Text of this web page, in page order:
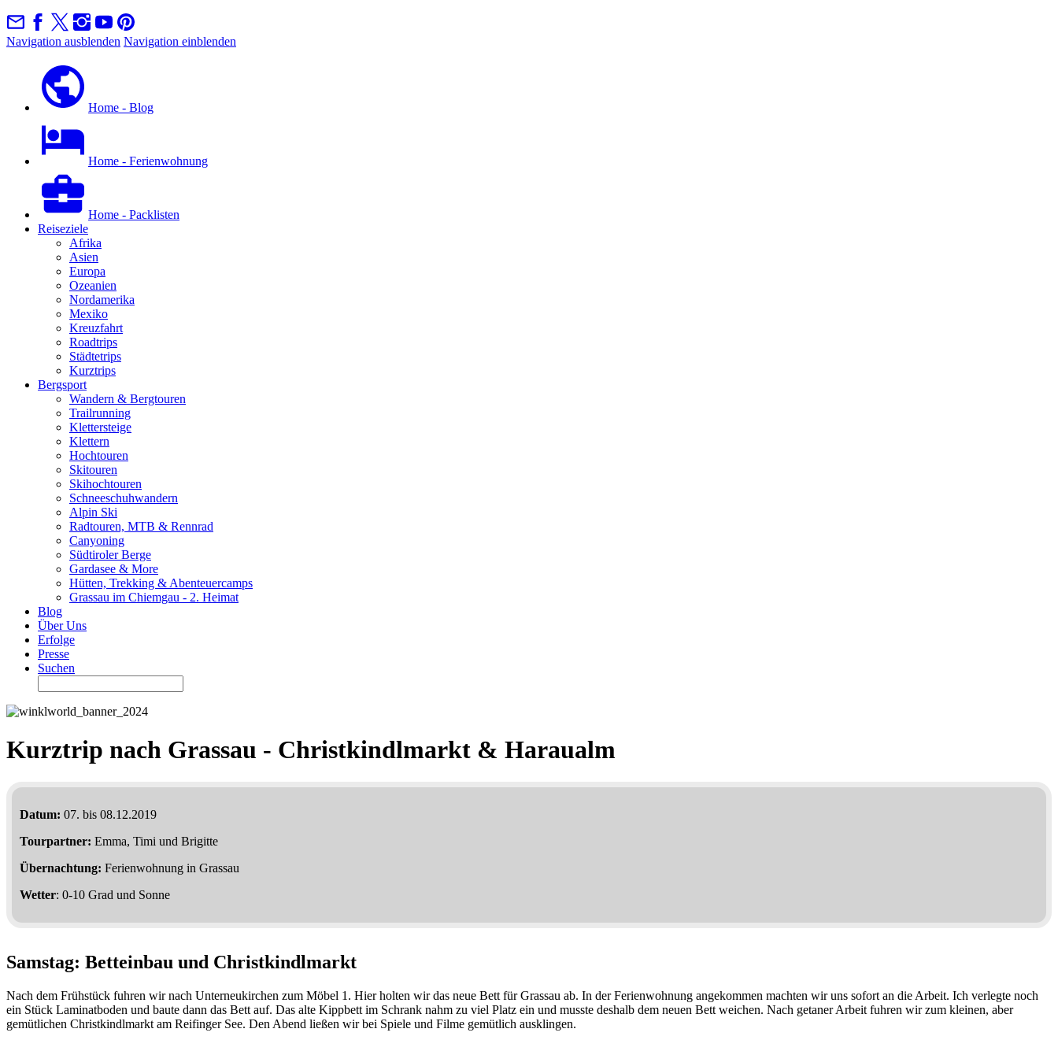
Navigation ausblenden Navigation einblenden
Home - Blog
Home - Ferienwohnung
Home - Packlisten
Reiseziele
Afrika
Asien
Europa
Ozeanien
Nordamerika
Mexiko
Kreuzfahrt
Roadtrips
Städtetrips
Kurztrips
Bergsport
Wandern & Bergtouren
Trailrunning
Klettersteige
Klettern
Hochtouren
Skitouren
Skihochtouren
Schneeschuhwandern
Alpin Ski
Radtouren, MTB & Rennrad
Canyoning
Südtiroler Berge
Gardasee & More
Hütten, Trekking & Abenteuercamps
Grassau im Chiemgau - 2. Heimat
Blog
Über Uns
Erfolge
Presse
Suchen
Kurztrip nach Grassau - Christkindlmarkt & Haraualm
Datum: 07. bis 08.12.2019
Tourpartner: Emma, Timi und Brigitte
Übernachtung: Ferienwohnung in Grassau
Wetter: 0-10 Grad und Sonne
Samstag: Betteinbau und Christkindlmarkt
Nach dem Frühstück fuhren wir nach Unterneukirchen zum Möbel 1. Hier holten wir das neue Bett für Grassau ab. In der Ferienwohnung angekommen machten wir uns sofort an die Arbeit. Ich verlegte noch
ein Stück Laminatboden und baute dann das Bett auf. Das alte Kippbett im Schrank nahm zu viel Platz ein und musste deshalb dem neuen Bett weichen. Nach getaner Arbeit fuhren wir zum kleinen, aber
gemütlichen Christkindlmarkt am Reifinger See. Den Abend ließen wir bei Spiele und Filme gemütlich ausklingen.